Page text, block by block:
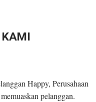
KAMI
Happy, Perusahaan
pelanggan.